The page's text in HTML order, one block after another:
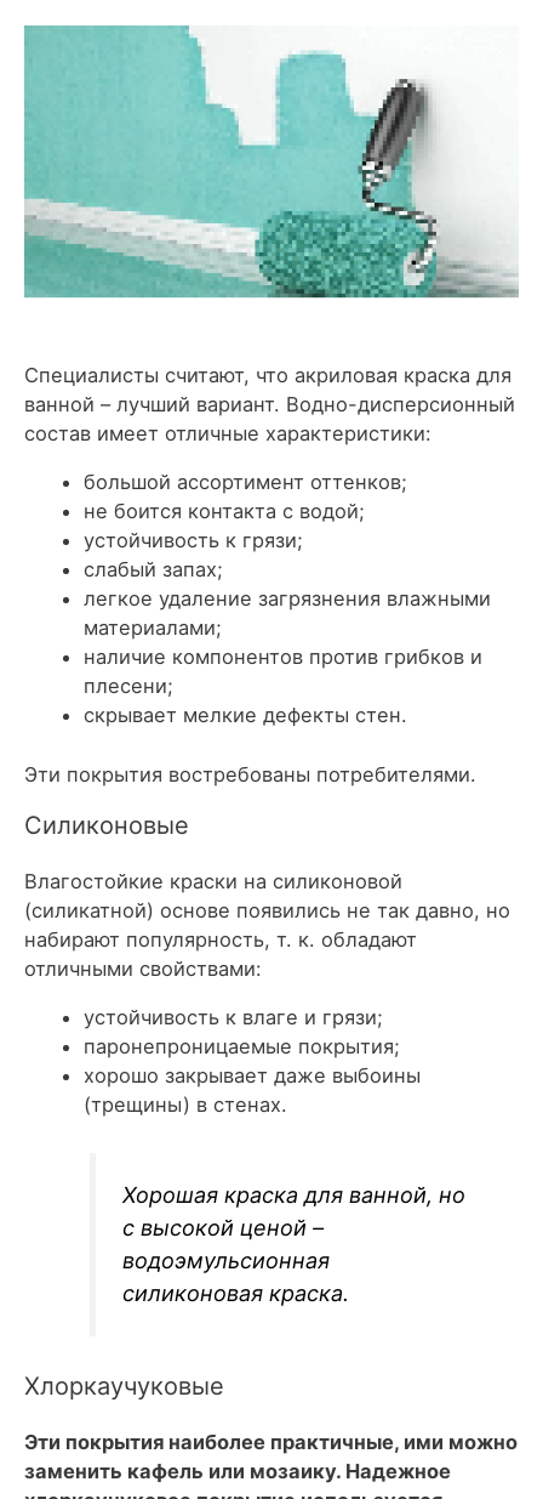
Специалисты считают, что акриловая краска для
ванной – лучший вариант. Водно-дисперсионный
состав имеет отличные характеристики:
большой ассортимент оттенков;
не боится контакта с водой;
устойчивость к грязи;
слабый запах;
легкое удаление загрязнения влажными
материалами;
наличие компонентов против грибков и
плесени;
скрывает мелкие дефекты стен.
Эти покрытия востребованы потребителями.
Силиконовые
Влагостойкие краски на силиконовой
(силикатной) основе появились не так давно, но
набирают популярность, т. к. обладают
отличными свойствами:
устойчивость к влаге и грязи;
паронепроницаемые покрытия;
хорошо закрывает даже выбоины
(трещины) в стенах.
Хорошая краска для ванной, но
с высокой ценой –
водоэмульсионная
силиконовая краска.
Хлоркаучуковые
Эти покрытия наиболее практичные, ими можно
заменить кафель или мозаику. Надежное